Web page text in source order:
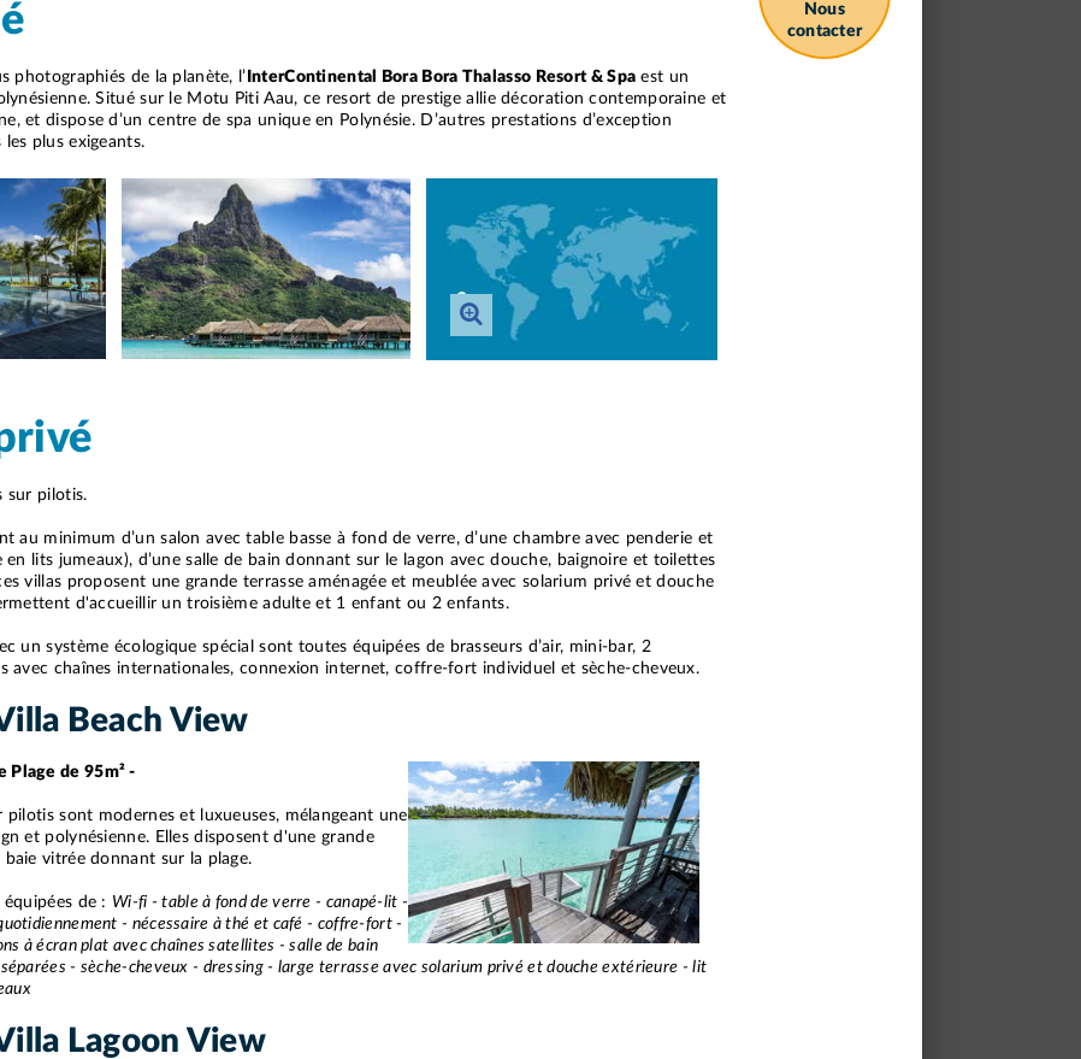
Nous
contacter
photographiés de la planète, l’ InterContinental Bora Bora Thalasso Resort & Spa est un
Situé sur le Motu Piti Aau, ce resort de prestige allie décoration contemporaine et
et dispose d’un centre de spa unique en Polynésie. D’autres prestations d’exception
plus exigeants.
sur pilotis.
au minimum d’un salon avec table basse à fond de verre, d’une chambre avec penderie et
en lits jumeaux), d’une salle de bain donnant sur le lagon avec douche, baignoire et toilettes
villas proposent une grande terrasse aménagée et meublée avec solarium privé et douche
d'accueillir un troisième adulte et 1 enfant ou 2 enfants.
un système écologique spécial sont toutes équipées de brasseurs d’air, mini-bar, 2
avec chaînes internationales, connexion internet, coffre-fort individuel et sèche-cheveux.
Beach View
Plage de 95m² -
pilotis sont modernes et luxueuses, mélangeant une
et polynésienne. Elles disposent d'une grande
baie vitrée donnant sur la plage.
de : Wi-fi - table à fond de verre - canapé-lit -
- nécessaire à thé et café - coffre-fort -
à écran plat avec chaînes satellites - salle de bain
- sèche-cheveux - dressing - large terrasse avec solarium privé et douche extérieure - lit
Lagoon View